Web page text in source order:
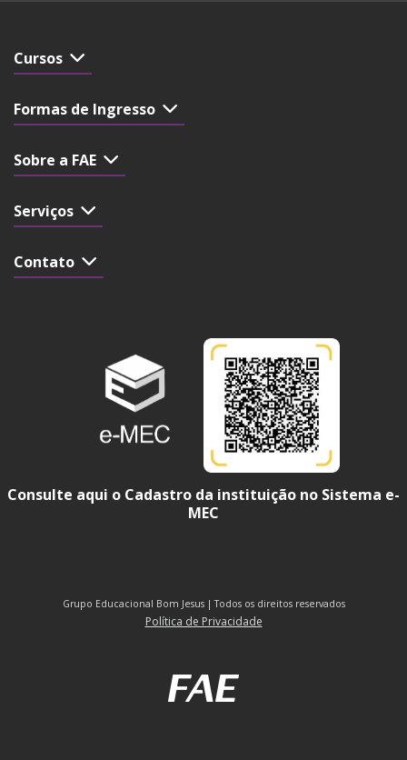
Cursos
Formas de Ingresso
Sobre a FAE
Serviços
Contato
Consulte aqui o Cadastro da instituição no Sistema e-
MEC
Grupo Educacional Bom Jesus | Todos os direitos reservados
Política de Privacidade